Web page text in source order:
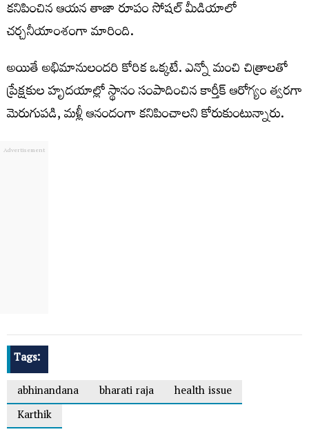
కనిపించిన ఆయన తాజా రూపం సోషల్ మీడియాలో
చర్చనీయాంశంగా మారింది.
అయితే అభిమానులందరి కోరిక ఒక్కటే. ఎన్నో మంచి చిత్రాలతో
ప్రేక్షకుల హృదయాల్లో స్థానం సంపాదించిన కార్తీక్ ఆరోగ్యం త్వరగా
మెరుగుపడి, మళ్లీ ఆనందంగా కనిపించాలని కోరుకుంటున్నారు.
Tags:
abhinandana
bharati raja
health issue
Karthik